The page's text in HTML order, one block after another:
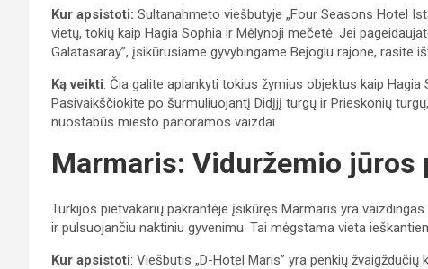
Kur apsistoti: Sultanahmeto viešbutyje „Four Seasons Hotel
vietų, tokių kaip Hagia Sophia ir Mėlynoji mečetė. Jei
Galatasaray”, įsikūrusiame gyvybingame Bejoglu rajone, rasite
Ką veikti: Čia galite aplankyti tokius žymius objektus kaip
Pasivaikščiokite po šurmuliuojantį Didįjį turgų ir Prieskonių
nuostabūs miesto panoramos vaizdai.
Marmaris: Viduržemio jūros
Turkijos pietvakarių pakrantėje įsikūręs Marmaris yra
ir pulsuojančiu naktiniu gyvenimu. Tai mėgstama vieta
Kur apsistoti: Viešbutis „D-Hotel Maris” yra penkių